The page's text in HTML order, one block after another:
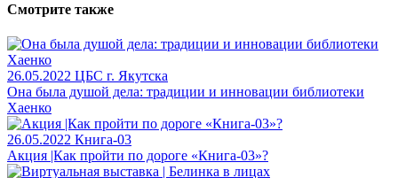
Смотрите также
26.05.2022 ЦБС г. Якутска
Она была душой дела: традиции и инновации библиотеки
Хаенко
26.05.2022 Книга-03
Акция |Как пройти по дороге «Книга-03»?